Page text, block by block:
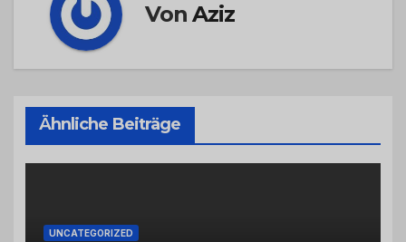
VonAziz
Ähnliche Beiträge
UNCATEGORIZED